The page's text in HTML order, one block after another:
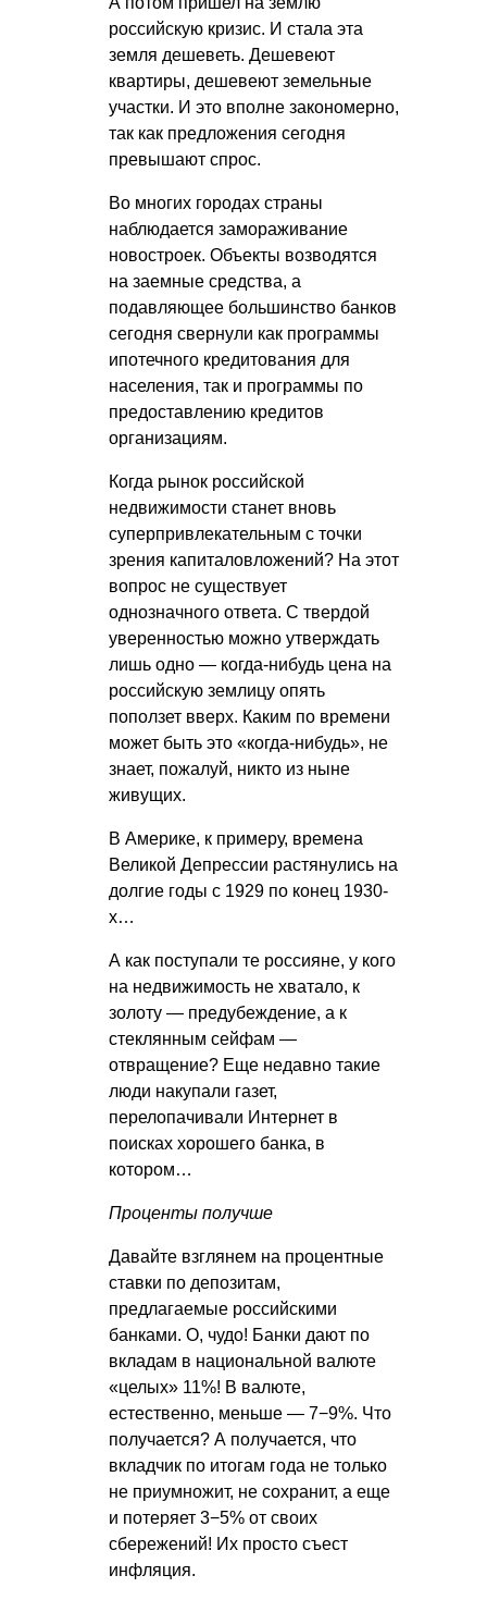
российскую кризис. И стала эта
земля дешеветь. Дешевеют
квартиры, дешевеют земельные
участки. И это вполне закономерно,
так как предложения сегодня
превышают спрос.
Во многих городах страны
наблюдается замораживание
новостроек. Объекты возводятся
на заемные средства, а
подавляющее большинство банков
сегодня свернули как программы
ипотечного кредитования для
населения, так и программы по
предоставлению кредитов
организациям.
Когда рынок российской
недвижимости станет вновь
суперпривлекательным с точки
зрения капиталовложений? На этот
вопрос не существует
однозначного ответа. С твердой
уверенностью можно утверждать
лишь одно — когда-нибудь цена на
российскую землицу опять
поползет вверх. Каким по времени
может быть это «когда-нибудь», не
знает, пожалуй, никто из ныне
живущих.
В Америке, к примеру, времена
Великой Депрессии растянулись на
долгие годы с 1929 по конец 1930-
х…
А как поступали те россияне, у кого
на недвижимость не хватало, к
золоту — предубеждение, а к
стеклянным сейфам —
отвращение? Еще недавно такие
люди накупали газет,
перелопачивали Интернет в
поисках хорошего банка, в
котором…
Проценты получше
Давайте взглянем на процентные
ставки по депозитам,
предлагаемые российскими
банками. О, чудо! Банки дают по
вкладам в национальной валюте
«целых» 11%! В валюте,
естественно, меньше — 7−9%. Что
получается? А получается, что
вкладчик по итогам года не только
не приумножит, не сохранит, а еще
и потеряет 3−5% от своих
сбережений! Их просто съест
инфляция.